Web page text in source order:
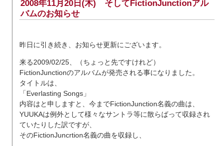
2008年11月20日(木) そしてFictionJunctionアル
バムのお知らせ
昨日に引き続き、お知らせ更新にございます。
来る2009/02/25、（ちょっと先ですけれど）
FictionJunctionのアルバムが発売される事になりました。
タイトルは、
「Everlasting Songs」
内容はと申しますと、今までFictionJunction名義の曲は、
YUUKAは例外として様々なサントラ等に散らばって収録され
ていたりした訳ですが、
そのFictionJuncrtion名義の曲を収録し、